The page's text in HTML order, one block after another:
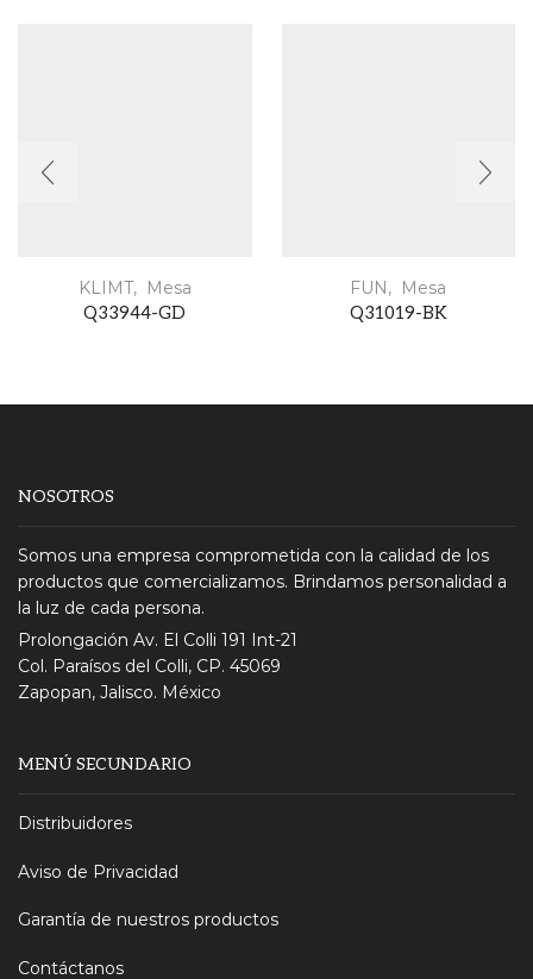
KLIMT, Mesa
Q33944-GD
FUN , Mesa
Q31019-BK
NOSOTROS
Somos una empresa comprometida con la calidad de los
productos que comercializamos. Brindamos personalidad a
la luz de cada persona.
Prolongación Av. El Colli 191 Int-21
Col. Paraísos del Colli, CP. 45069
Zapopan, Jalisco. México
MENÚ SECUNDARIO
Distribuidores
Aviso de Privacidad
Garantía de nuestros productos
Contáctanos